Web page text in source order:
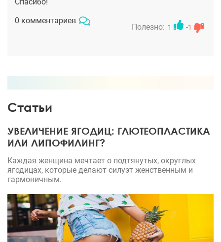
0 комментариев
Полезно: 1 -1
Статьи
УВЕЛИЧЕНИЕ ЯГОДИЦ: ГЛЮТЕОПЛАСТИКА
ИЛИ ЛИПОФИЛИНГ?
Каждая женщина мечтает о подтянутых, округлых
ягодицах, которые делают силуэт женственным и
гармоничным.